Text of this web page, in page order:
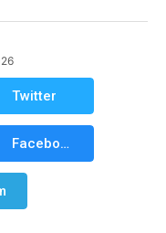
Twitter
Facebook Messenger